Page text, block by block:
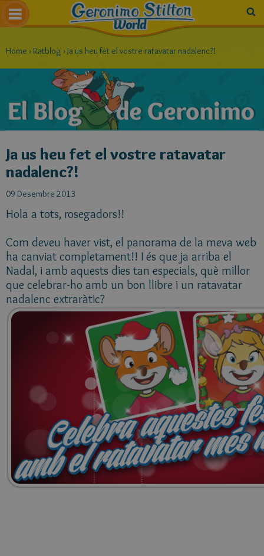
Home ›Ratblog ›Ja us heu fet el vostre ratavatar nadalenc?!
Ja us heu fet el vostre ratavatar
nadalenc?!
09 Desembre 2013
Hola a tots, rosegadors!!
Com deveu haver vist, el panorama de la meva web
ha canviat completament!! I és que ja arriba el
Nadal, i amb aquests dies tan especials, què millor
que celebrar-ho amb un bon llibre i un ratavatar
nadalenc extraràtic?